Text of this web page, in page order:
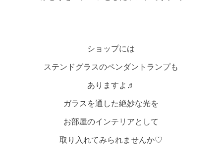
ショップには
ステンドグラスのペンダントランプも
ありますよ♬
ガラスを通した絶妙な光を
お部屋のインテリアとして
取り入れてみられませんか♡